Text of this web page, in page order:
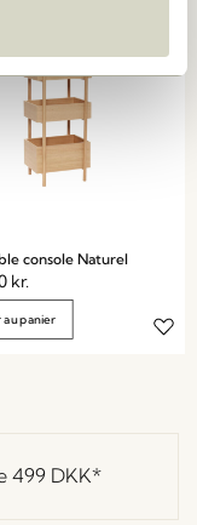
console Naturel
kr.
au panier
499 DKK*